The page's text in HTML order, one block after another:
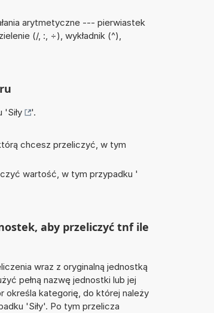
arytmetyczne --- pierwiastek
(/, :, ÷), wykładnik (^),
'Siły
'.
chcesz przeliczyć, w tym
wartość, w tym przypadku '
aby przeliczyć tnf ile
wraz z oryginalną jednostką
pełną nazwę jednostki lub jej
określa kategorię, do której należy
'Siły'. Po tym przelicza